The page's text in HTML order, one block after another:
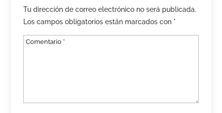
Tu dirección de correo electrónico no será publicada.
Los campos obligatorios están marcados con *